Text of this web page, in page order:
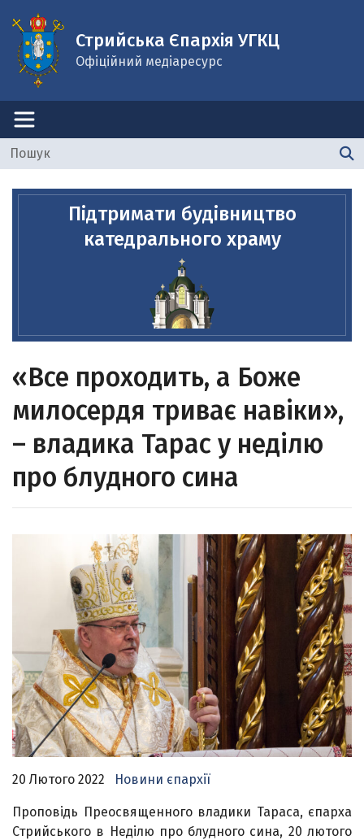
Стрийська Єпархія УГКЦ
Офіційний медіаресурс
Підтримати будівництво
катедрального храму
«Все проходить, а Боже
милосердя триває навіки»,
– владика Тарас у неділю
про блудного сина
20 Лютого 2022 Новини єпархії
Проповідь Преосвященного владики Тараса, єпарха
Стрийського в Неділю про блудного сина, 20 лютого